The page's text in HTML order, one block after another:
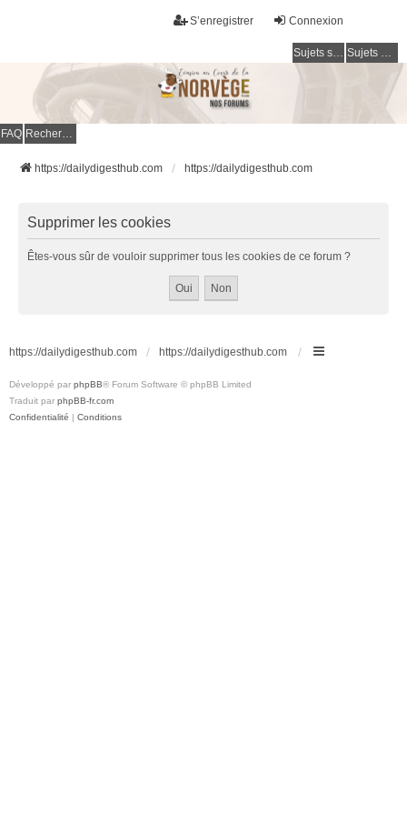
Connexion
S’enregistrer
Sujets sans réponse Sujets actifs
FAQ Rechercher
https://dailydigesthub.com https://dailydigesthub.com
Supprimer les cookies
Êtes-vous sûr de vouloir supprimer tous les cookies de ce forum ?
https://dailydigesthub.com https://dailydigesthub.com
Développé par phpBB® Forum Software © phpBB Limited
Traduit par phpBB-fr.com
Confidentialité | Conditions